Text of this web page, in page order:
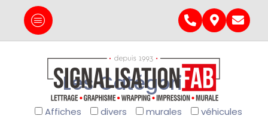
Les Catégories
Affiches divers murales véhicules